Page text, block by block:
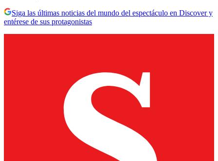
Siga las últimas noticias del mundo del espectáculo en Discover y
entérese de sus protagonistas